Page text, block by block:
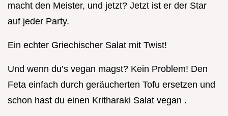
macht den Meister, und jetzt? Jetzt ist er der Star
auf jeder Party.
Ein echter Griechischer Salat mit Twist!
Und wenn du’s vegan magst? Kein Problem! Den
Feta einfach durch geräucherten Tofu ersetzen und
schon hast du einen Kritharaki Salat vegan .